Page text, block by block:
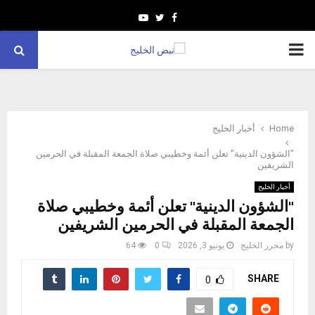
Facebook
Twitter
Youtube
PRIMARY
Home أخبار الخليج
"الشؤون الدينية" تعلن أئمة وخطيبي صلاة الجمعة المقبلة في الحرمين
الشريفين
أخبار الخليج
"الشؤون الدينية" تعلن أئمة وخطيبي صلاة
الجمعة المقبلة في الحرمين الشريفين
by محرر الخليج يونيو 3, 2026 0
64
SHARE
0